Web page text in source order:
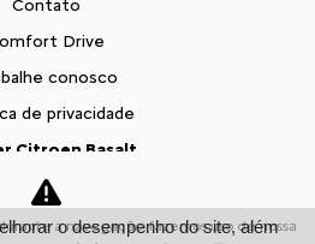
Contato
Drive
conosco
de privacidade
Citroen Basalt
Seu bem maior é a vida.
a navegação, fazemos uso de nossa
o desempenho do site, além